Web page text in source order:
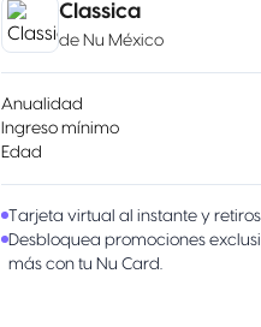
Classica
de Nu México
Anualidad
Ingreso mínimo
Edad
Tarjeta virtual al instante y retiros
Desbloquea promociones
más con tu Nu Card.